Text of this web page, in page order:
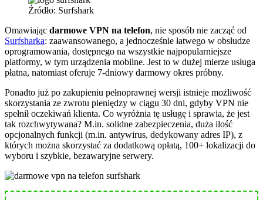
Źródło: Surfshark
Omawiając darmowe VPN na telefon, nie sposób nie zacząć od
Surfsharka: zaawansowanego, a jednocześnie łatwego w obsłudze
oprogramowania, dostępnego na wszystkie najpopularniejsze
platformy, w tym urządzenia mobilne. Jest to w dużej mierze usługa
płatna, natomiast oferuje 7-dniowy darmowy okres próbny.
Ponadto już po zakupieniu pełnoprawnej wersji istnieje możliwość
skorzystania ze zwrotu pieniędzy w ciągu 30 dni, gdyby VPN nie
spełnił oczekiwań klienta. Co wyróżnia tę usługę i sprawia, że jest
tak rozchwytywana? M.in. solidne zabezpieczenia, duża ilość
opcjonalnych funkcji (m.in. antywirus, dedykowany adres IP), z
których można skorzystać za dodatkową opłatą, 100+ lokalizacji do
wyboru i szybkie, bezawaryjne serwery.